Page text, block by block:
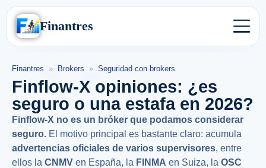
Finantres
Finantres » Brokers » Seguridad con brokers
Finflow-X opiniones: ¿es
seguro o una estafa en 2026?
Finflow-X no es un bróker que podamos considerar
seguro. El motivo principal es bastante claro: acumula
advertencias oficiales de varios supervisores, entre
ellos la CNMV en España, la FINMA en Suiza, la OSC